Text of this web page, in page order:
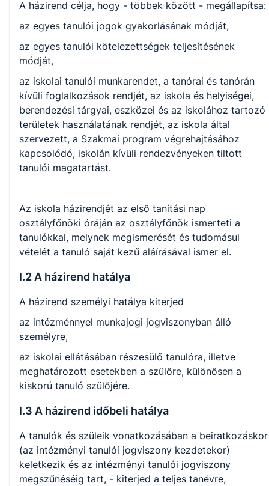
A házirend célja, hogy - többek között - megállapítsa:
az egyes tanulói jogok gyakorlásának módját,
az egyes tanulói kötelezettségek teljesítésének
módját,
az iskolai tanulói munkarendet, a tanórai és tanórán
kívüli foglalkozások rendjét, az iskola és helyiségei,
berendezési tárgyai, eszközei és az iskolához tartozó
területek használatának rendjét, az iskola által
szervezett, a Szakmai program végrehajtásához
kapcsolódó, iskolán kívüli rendezvényeken tiltott
tanulói magatartást.
Az iskola házirendjét az első tanítási nap
osztályfőnöki óráján az osztályfőnök ismerteti a
tanulókkal, melynek megismerését és tudomásul
vételét a tanuló saját kezű aláírásával ismer el.
I.2 A házirend hatálya
A házirend személyi hatálya kiterjed
az intézménnyel munkajogi jogviszonyban álló
személyre,
az iskolai ellátásában részesülő tanulóra, illetve
meghatározott esetekben a szülőre, különösen a
kiskorú tanuló szülőjére.
I.3 A házirend időbeli hatálya
A tanulók és szüleik vonatkozásában a beiratkozáskor
(az intézményi tanulói jogviszony kezdetekor)
keletkezik és az intézményi tanulói jogviszony
megszűnéséig tart, - kiterjed a teljes tanévre,